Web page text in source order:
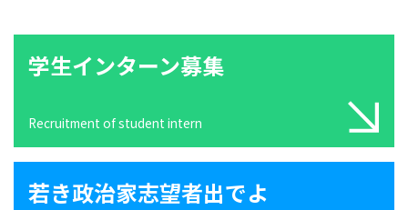
学生インターン募集
Recruitment of student intern
若き政治家志望者出でよ